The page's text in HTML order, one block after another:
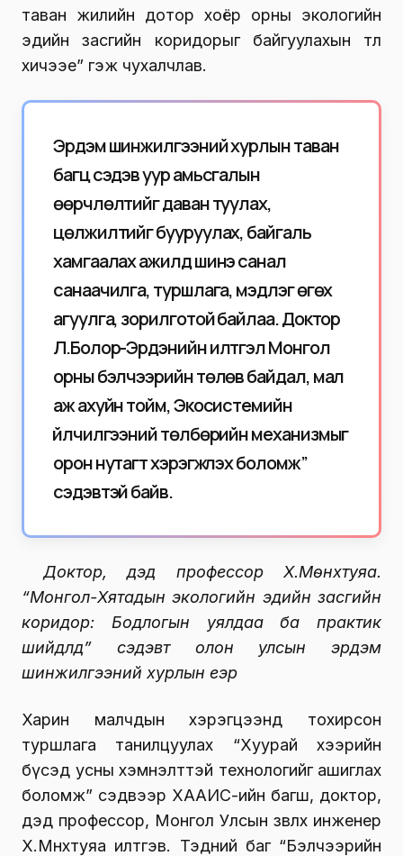
таван жилийн дотор хоёр орны экологийн
эдийн засгийн коридорыг байгуулахын төлөө
хичээе” гэж чухалчлав.
Эрдэм шинжилгээний хурлын таван
багц сэдэв уур амьсгалын
өөрчлөлтийг даван туулах,
цөлжилтийг бууруулах, байгаль
хамгаалах ажилд шинэ санал
санаачилга, туршлага, мэдлэг өгөх
агуулга, зорилготой байлаа. Доктор
Л.Болор-Эрдэнийн илтгэл Монгол
орны бэлчээрийн төлөв байдал, мал
аж ахуйн тойм, Экосистемийн
үйлчилгээний төлбөрийн механизмыг
орон нутагт хэрэгжүүлэх боломж”
сэдэвтэй байв.
Доктор, дэд профессор Х.Мөнхтуяа.
“Монгол-Хятадын экологийн эдийн засгийн
коридор: Бодлогын уялдаа ба практик
шийдлүүд” сэдэвт олон улсын эрдэм
шинжилгээний хурлын үеэр
Харин малчдын хэрэгцээнд тохирсон
туршлага танилцуулах “Хуурай хээрийн
бүсэд усны хэмнэлттэй технологийг ашиглах
боломж” сэдвээр ХААИС-ийн багш, доктор,
дэд профессор, Монгол Улсын зөвлөх инженер
Х.Мөнхтуяа илтгэв. Тэдний баг “Бэлчээрийн